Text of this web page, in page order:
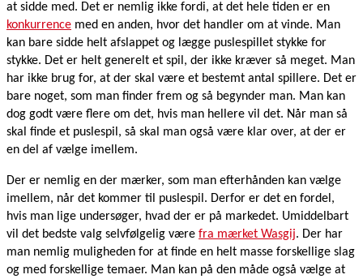
at sidde med. Det er nemlig ikke fordi, at det hele tiden er en
konkurrence med en anden, hvor det handler om at vinde. Man
kan bare sidde helt afslappet og lægge puslespillet stykke for
stykke. Det er helt generelt et spil, der ikke kræver så meget. Man
har ikke brug for, at der skal være et bestemt antal spillere. Det er
bare noget, som man finder frem og så begynder man. Man kan
dog godt være flere om det, hvis man hellere vil det. Når man så
skal finde et puslespil, så skal man også være klar over, at der er
en del af vælge imellem.
Der er nemlig en der mærker, som man efterhånden kan vælge
imellem, når det kommer til puslespil. Derfor er det en fordel,
hvis man lige undersøger, hvad der er på markedet. Umiddelbart
vil det bedste valg selvfølgelig være fra mærket Wasgij. Der har
man nemlig muligheden for at finde en helt masse forskellige slag
og med forskellige temaer. Man kan på den måde også vælge at